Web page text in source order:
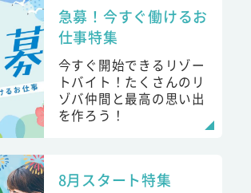
急募！今すぐ働けるお
仕事特集
今すぐ開始できるリゾー
トバイト！たくさんのリ
ゾバ仲間と最高の思い出
を作ろう！
8月スタート特集